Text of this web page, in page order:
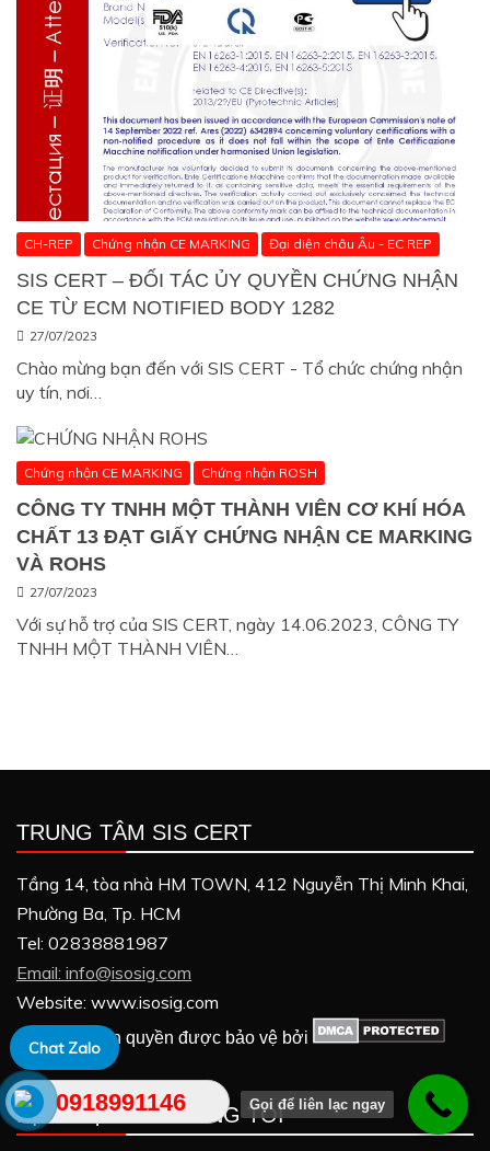
CH-REP Chứng nhận CE MARKING Đại diện châu Âu - EC REP
SIS CERT – ĐỐI TÁC ỦY QUYỀN CHỨNG NHẬN
CE TỪ ECM NOTIFIED BODY 1282
27/07/2023
Chào mừng bạn đến với SIS CERT - Tổ chức chứng nhận
uy tín, nơi…
Chứng nhận CE MARKING Chứng nhận ROSH
CÔNG TY TNHH MỘT THÀNH VIÊN CƠ KHÍ HÓA
CHẤT 13 ĐẠT GIẤY CHỨNG NHẬN CE MARKING
VÀ ROHS
27/07/2023
Với sự hỗ trợ của SIS CERT, ngày 14.06.2023, CÔNG TY
TNHH MỘT THÀNH VIÊN…
TRUNG TÂM SIS CERT
Tầng 14, tòa nhà HM TOWN, 412 Nguyễn Thị Minh Khai,
Phường Ba, Tp. HCM
Tel: 02838881987
Email: info@isosig.com
Website: www.isosig.com
Nội dung bản quyền được bảo vệ bởi
DỊCH VỤ CỦA CHÚNG TÔI
Chat Zalo
0918991146 Gọi để liên lạc ngay